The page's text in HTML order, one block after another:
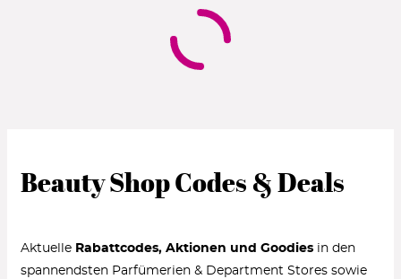
Beauty Shop Codes & Deals
Aktuelle Rabattcodes, Aktionen und Goodies in den
spannendsten Parfümerien & Department Stores sowie